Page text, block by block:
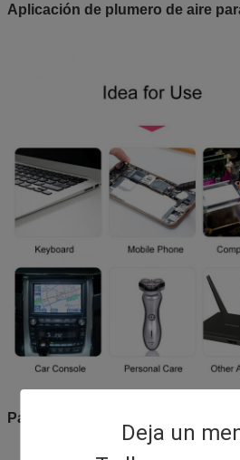
Deja un
Aplicación de plumero de aire
Paquete de plumero de aire